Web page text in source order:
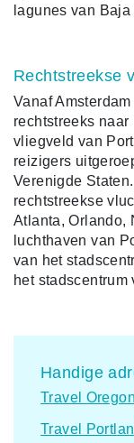
lagunes van Baja
Rechtstreekse
Vanaf
rechtstreeks
vliegveld van
reizigers
Verenigde
rechtstreekse
Atlanta, Orlando,
luchthaven van
van het
het
Handige
Travel Oregon
Travel